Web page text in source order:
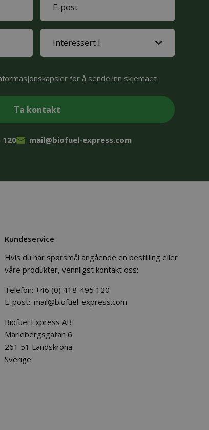
name
mail
(Påkrevd)
(Påkrevd)
for å sende inn skjemaet
120 mail@biofuel-express.com
Kundeservice
Hvis du har spørsmål angående en bestilling eller
våre produkter, vennligst kontakt oss:
Telefon: +46 (0) 418-495 120
E-post:: mail@biofuel-express.com
Biofuel Express AB
Mariebergsgatan 6
261 51 Landskrona
Sverige